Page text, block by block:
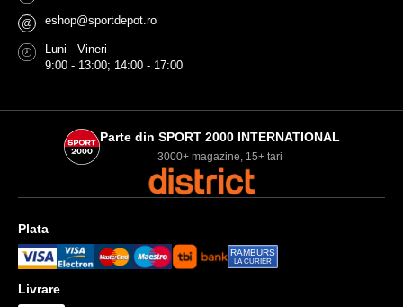
@ eshop@sportdepot.ro
Luni - Vineri
9:00 - 13:00; 14:00 - 17:00
Parte din SPORT 2000 INTERNATIONAL
3000+ magazine, 15+ tari
Plata
RAMBURS
LA CURIER
Livrare